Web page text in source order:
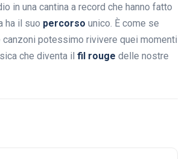
in una cantina a record che hanno fatto
ha il suo percorso unico. È come se
potessimo rivivere quei momenti
che diventa il fil rouge delle nostre